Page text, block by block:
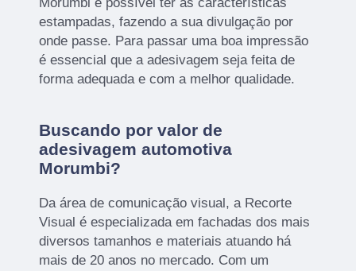
estampadas, fazendo a sua divulgação por
onde passe. Para passar uma boa impressão
é essencial que a adesivagem seja feita de
forma adequada e com a melhor qualidade.
Buscando por valor de
adesivagem automotiva
Morumbi?
Da área de comunicação visual, a Recorte
Visual é especializada em fachadas dos mais
diversos tamanhos e materiais atuando há
mais de 20 anos no mercado. Com um